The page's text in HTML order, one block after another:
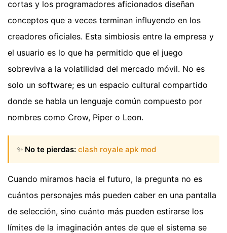
cortas y los programadores aficionados diseñan
conceptos que a veces terminan influyendo en los
creadores oficiales. Esta simbiosis entre la empresa y
el usuario es lo que ha permitido que el juego
sobreviva a la volatilidad del mercado móvil. No es
solo un software; es un espacio cultural compartido
donde se habla un lenguaje común compuesto por
nombres como Crow, Piper o Leon.
✨ No te pierdas: clash royale apk mod
Cuando miramos hacia el futuro, la pregunta no es
cuántos personajes más pueden caber en una pantalla
de selección, sino cuánto más pueden estirarse los
límites de la imaginación antes de que el sistema se